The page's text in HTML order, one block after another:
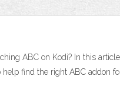
ABC on Kodi? In this
find the right ABC addon